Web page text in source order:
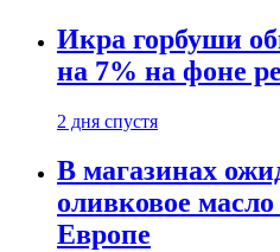
Икра горбуши
на 7% на фоне
2 дня спустя
В магазинах
оливковое
Европе